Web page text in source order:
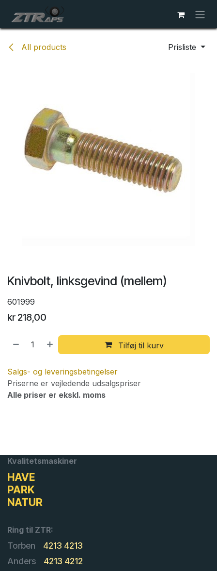
All products Prisliste
Knivbolt, linksgevind (mellem)
601999
kr 218,00
Tilføj til kurv
Salgs- og leveringsbetingelser
Priserne er vejledende udsalgspriser
Alle priser er ekskl. moms
Kvalitetsmaskiner
HAVE
PARK
NATUR
Ring til ZTR:
Torben
4213 4213
Anders
4213 4212